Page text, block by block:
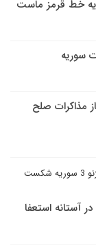
خط قرمز ماست
سوریه
مذاکرات صلح
همه نگرانند مذاکرات ژنو 3 سوریه شکست
آستانه استعفا